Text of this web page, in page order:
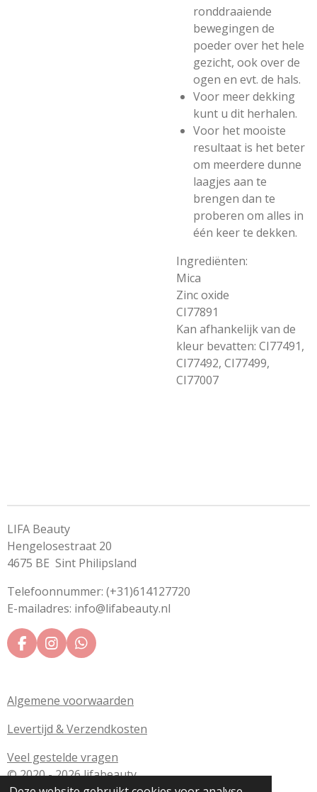
ronddraaiende
bewegingen de
poeder over het hele
gezicht, ook over de
ogen en evt. de hals.
Voor meer dekking
kunt u dit herhalen.
Voor het mooiste
resultaat is het beter
om meerdere dunne
laagjes aan te
brengen dan te
proberen om alles in
één keer te dekken.
Ingrediënten:
Mica
Zinc oxide
CI77891
Kan afhankelijk van de
kleur bevatten: CI77491,
CI77492, CI77499,
CI77007
LIFA Beauty
Hengelosestraat 20
4675 BE Sint Philipsland
Telefoonnummer: (+31)614127720
E-mailadres: info@lifabeauty.nl
F
a
b
o
I
n
a
r
m
W
h
s
p
Algemene voorwaarden
Levertijd & Verzendkosten
Veel gestelde vragen
© 2020 - 2026 lifabeauty